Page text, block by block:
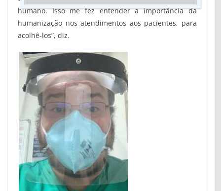
humano. Isso me fez entender a importância da
humanização nos atendimentos aos pacientes, para
acolhê-los”, diz.